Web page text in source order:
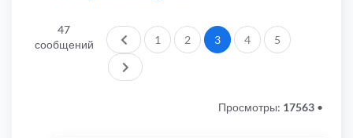
47
сообщений
Пред.
1 2 3 4
5
След.
Просмотры: 17563 •